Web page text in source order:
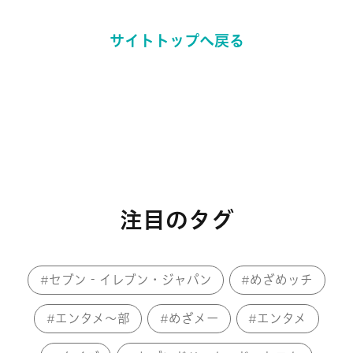
サイトトップへ戻る
注目のタグ
セブン‐イレブン・ジャパン めざめッチ
エンタメ～部 めざメー エンタメ